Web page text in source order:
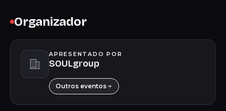
Organizador
APRESENTADO POR
SOULgroup
Outros eventos